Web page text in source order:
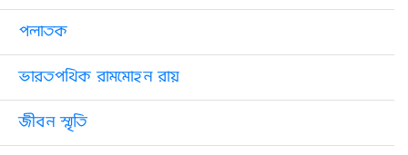
পলাতক
ভারতপথিক রামমোহন রায়
জীবন স্মৃতি